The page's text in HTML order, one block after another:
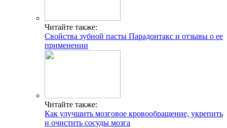
Читайте также:
Свойства зубной пасты Парадонтакс и отзывы о ее
применении
Читайте также:
Как улучшить мозговое кровообращение, укрепить
и очистить сосуды мозга